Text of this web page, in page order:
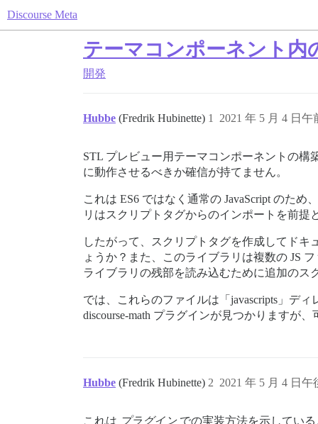
Discourse Meta
テーマコンポーネント内
開発
Hubbe (Fredrik Hubinette) 2021 年 5 月 4 日午
1
STL プレビュー用テーマコンポーネントの
に動作させるべきか確信が持てません。
これは ES6 ではなく通常の JavaScript のた
リはスクリプトタグからのインポートを前提
したがって、スクリプトタグを作成してドキ
ょうか？また、このライブラリは複数の JS
ライブラリの残部を読み込むために追加のス
では、これらのファイルは「javascripts」デ
discourse-math プラグインが見つかりますが
Hubbe (Fredrik Hubinette) 2021 年 5 月 4 日午
2
これは プラグインでの実装方法を示してい